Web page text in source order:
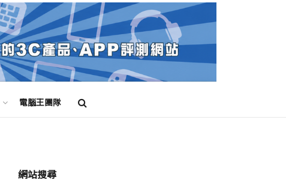
電腦王團隊
網站搜尋